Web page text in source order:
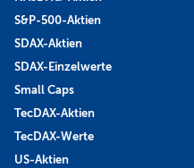
S&P-500-Aktien
SDAX-Aktien
SDAX-Einzelwerte
Small Caps
TecDAX-Aktien
TecDAX-Werte
US-Aktien